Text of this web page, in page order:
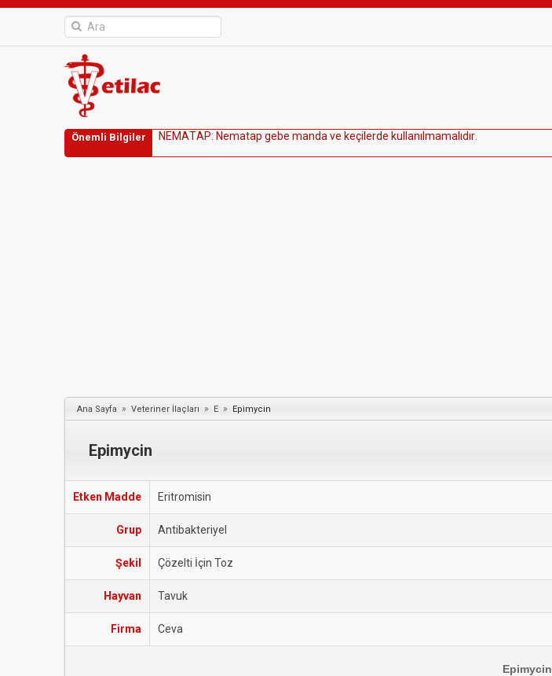
Önemli Bilgiler N EMATAP: Nematap gebe manda ve keçi erde ku anı mama ıdır
Ana Sayfa » Veteriner İlaçları » E » Epimycin
Epimycin
Etken Madde Eritromisin
Grup Antibakteriyel
Şekil Çözelti İçin Toz
Hayvan Tavuk
Firma Ceva
Epimycin